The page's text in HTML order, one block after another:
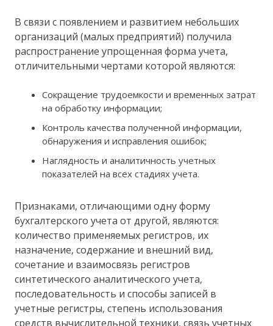
В связи с появлением и развитием небольших
организаций (малых предприятий) получила
распространение упрощенная форма учета,
отличительными чертами которой являются:
Сокращение трудоемкости и временных затрат
на обработку информации;
Контроль качества полученной информации,
обнаружения и исправления ошибок;
Наглядность и аналитичность учетных
показателей на всех стадиях учета.
Признаками, отличающими одну форму
бухгалтерского учета от другой, являются:
количество применяемых регистров, их
назначение, содержание и внешний вид,
сочетание и взаимосвязь регистров
синтетического аналитического учета,
последовательность и способы записей в
учетные регистры, степень использования
средств вычислительной техники, связь учетных